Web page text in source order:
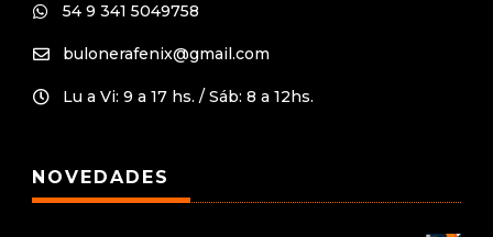
 54 9 341 5049758
 bulonerafenix@gmail.com
 Lu a Vi: 9 a 17 hs. / Sáb: 8 a 12hs.
NOVEDADES